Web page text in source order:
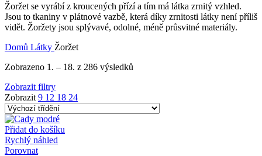
Žoržet se vyrábí z kroucených přízí a tím má látka zrnitý vzhled.
Jsou to tkaniny v plátnové vazbě, která díky zrnitosti látky není příliš
vidět. Žoržety jsou splývavé, odolné, méně průsvitné materiály.
Domů Látky Žoržet
Zobrazeno 1. – 18. z 286 výsledků
Zobrazit filtry
Zobrazit 9 12 18 24
Přidat do košíku
Rychlý náhled
Porovnat